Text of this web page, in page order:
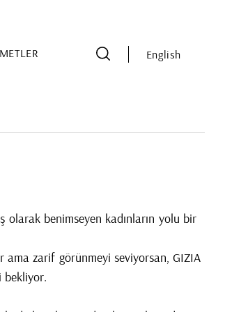
English
olarak benimseyen kadınların yolu bir
ama zarif görünmeyi seviyorsan, GIZIA
bekliyor.